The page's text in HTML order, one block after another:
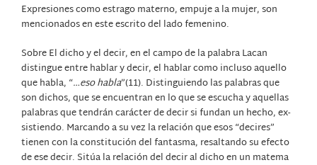
Expresiones como estrago materno, empuje a la mujer, son
mencionados en este escrito del lado femenino.
Sobre El dicho y el decir, en el campo de la palabra Lacan
distingue entre hablar y decir, el hablar como incluso aquello
que habla, “…eso habla”(11). Distinguiendo las palabras que
son dichos, que se encuentran en lo que se escucha y aquellas
palabras que tendrán carácter de decir si fundan un hecho, ex-
sistiendo. Marcando a su vez la relación que esos “decires”
tienen con la constitución del fantasma, resaltando su efecto
de ese decir. Sitúa la relación del decir al dicho en un matema